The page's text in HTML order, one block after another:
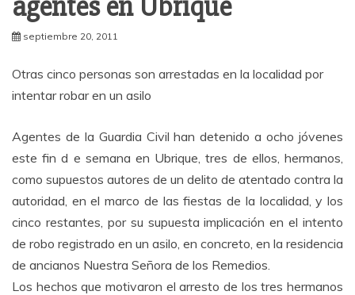
agentes en Ubrique
septiembre 20, 2011
Otras cinco personas son arrestadas en la localidad por
intentar robar en un asilo
Agentes de la Guardia Civil han detenido a ocho jóvenes
este fin d e semana en Ubrique, tres de ellos, hermanos,
como supuestos autores de un delito de atentado contra la
autoridad, en el marco de las fiestas de la localidad, y los
cinco restantes, por su supuesta implicación en el intento
de robo registrado en un asilo, en concreto, en la residencia
de ancianos Nuestra Señora de los Remedios.
Los hechos que motivaron el arresto de los tres hermanos